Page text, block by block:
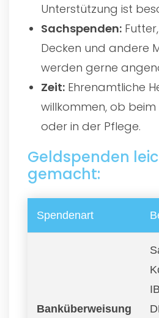
Unterstützung ist
Sachspenden:
Decken und andere
werden gerne
Zeit: Ehrenamtliche
willkommen, ob beim
oder in der Pflege.
Geldspenden
gemacht:
Spendenart
Banküberweisung